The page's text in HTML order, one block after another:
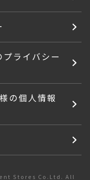
ライバシー
の個人情報
Stores Co.Ltd. All